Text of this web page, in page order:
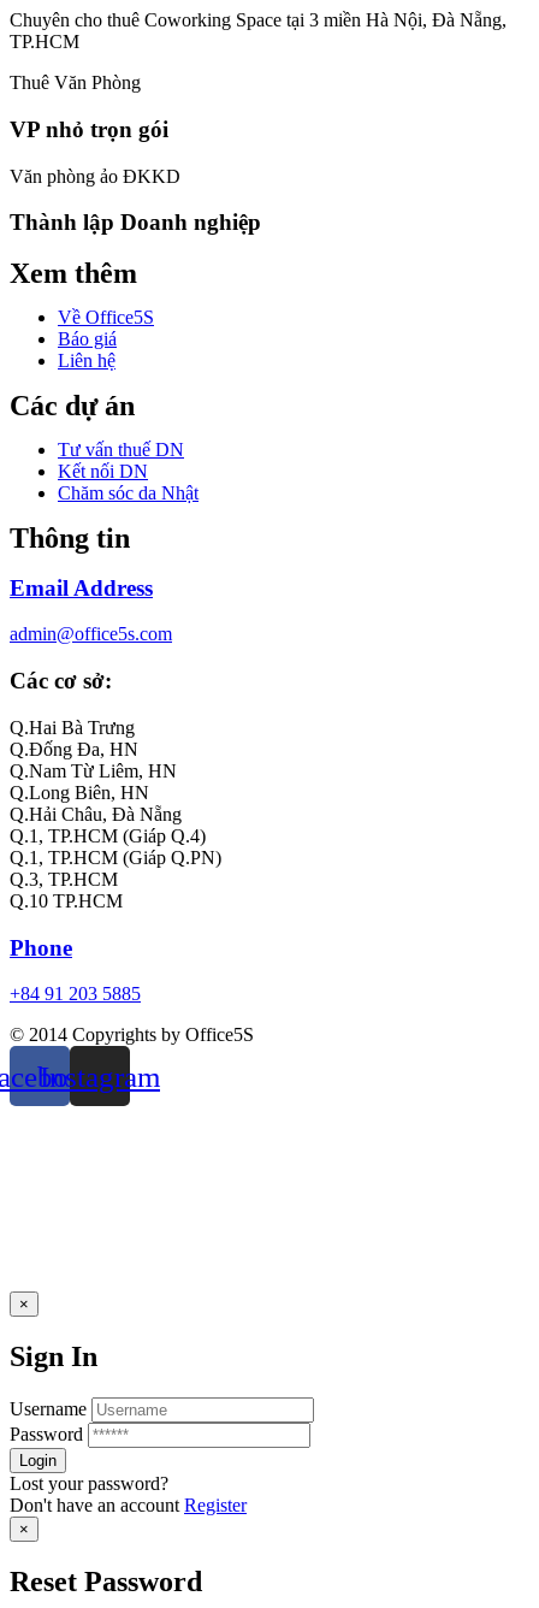
Chuyên cho thuê Coworking Space tại 3 miền Hà Nội, Đà Nẵng,
TP.HCM
Thuê Văn Phòng
VP nhỏ trọn gói
Văn phòng ảo ĐKKD
Thành lập Doanh nghiệp
Xem thêm
Về Office5S
Báo giá
Liên hệ
Các dự án
Tư vấn thuế DN
Kết nối DN
Chăm sóc da Nhật
Thông tin
Email Address
admin@office5s.com
Các cơ sở:
Q.Hai Bà Trưng
Q.Đống Đa, HN
Q.Nam Từ Liêm, HN
Q.Long Biên, HN
Q.Hải Châu, Đà Nẵng
Q.1, TP.HCM (Giáp Q.4)
Q.1, TP.HCM (Giáp Q.PN)
Q.3, TP.HCM
Q.10 TP.HCM
Phone
+84 91 203 5885
© 2014 Copyrights by Office5S
Instagram
×
Sign In
Username
Password
Lost your password?
Don't have an account Register
×
Reset Password